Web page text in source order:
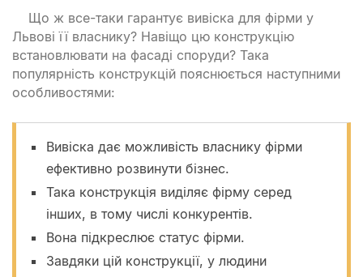
Що ж все-таки гарантує вивіска для фірми у
Львові її власнику? Навіщо цю конструкцію
встановлювати на фасаді споруди? Така
популярність конструкцій пояснюється наступними
особливостями:
Вивіска дає можливість власнику фірми
ефективно розвинути бізнес.
Така конструкція виділяє фірму серед
інших, в тому числі конкурентів.
Вона підкреслює статус фірми.
Завдяки цій конструкції, у людини